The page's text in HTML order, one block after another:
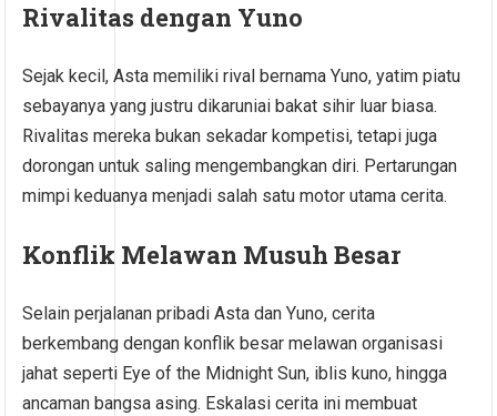
Rivalitas dengan Yuno
Sejak kecil, Asta memiliki rival bernama Yuno, yatim piatu
sebayanya yang justru dikaruniai bakat sihir luar biasa.
Rivalitas mereka bukan sekadar kompetisi, tetapi juga
dorongan untuk saling mengembangkan diri. Pertarungan
mimpi keduanya menjadi salah satu motor utama cerita.
Konflik Melawan Musuh Besar
Selain perjalanan pribadi Asta dan Yuno, cerita
berkembang dengan konflik besar melawan organisasi
jahat seperti Eye of the Midnight Sun, iblis kuno, hingga
ancaman bangsa asing. Eskalasi cerita ini membuat